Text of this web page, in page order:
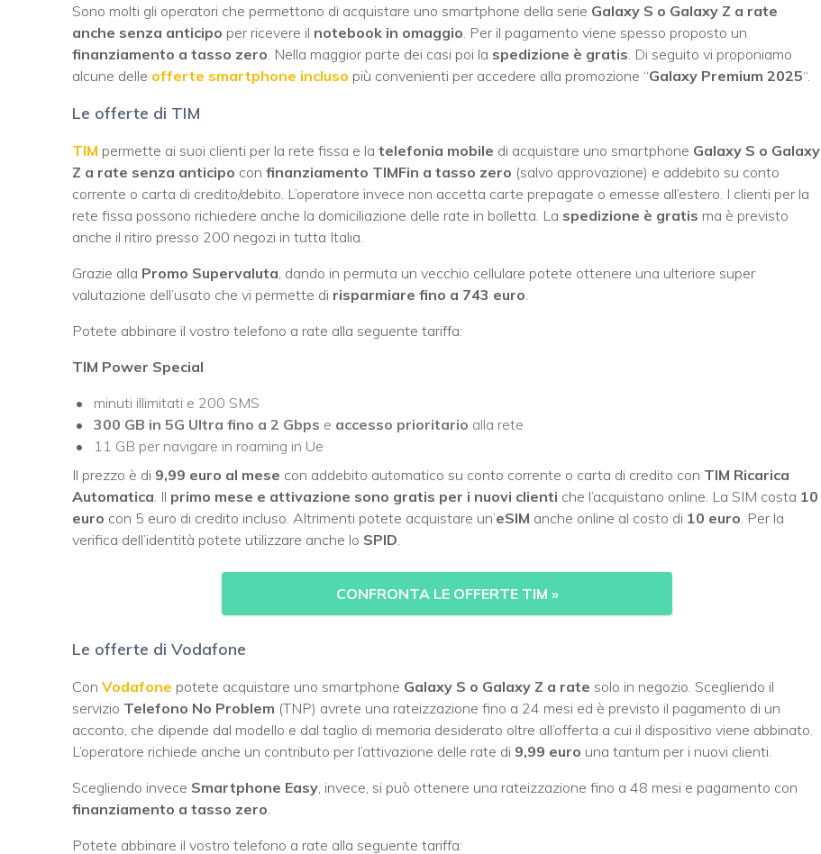
Sono molti gli operatori che permettono di acquistare uno smartphone della serie Galaxy S o Galaxy Z a rate
anche senza anticipo per ricevere il notebook in omaggio . Per il pagamento viene spesso proposto un
finanziamento a tasso zero . Nella maggior parte dei casi poi la spedizione è gratis . Di seguito vi proponiamo
alcune delle offerte smartphone incluso più convenienti per accedere alla promozione “Galaxy Premium 2025“.
Le offerte di TIM
TIM permette ai suoi clienti per la rete fissa e la telefonia mobile di acquistare uno smartphone Galaxy S o Galaxy
Z a rate senza anticipo con finanziamento TIMFin a tasso zero (salvo approvazione) e addebito su conto
corrente o carta di credito/debito. L’operatore invece non accetta carte prepagate o emesse all’estero. I clienti per la
rete fissa possono richiedere anche la domiciliazione delle rate in bolletta. La spedizione è gratis ma è previsto
anche il ritiro presso 200 negozi in tutta Italia.
Grazie alla Promo Supervaluta , dando in permuta un vecchio cellulare potete ottenere una ulteriore super
valutazione dell’usato che vi permette di risparmiare fino a 743 euro
Potete abbinare il vostro telefono a rate alla seguente tariffa:
TIM Power Special
minuti illimitati e 200 SMS
300 GB in 5G Ultra fino a 2 Gbps e accesso prioritario alla rete
11 GB per navigare in roaming in Ue
Il prezzo è di 9,99 euro al mese con addebito automatico su conto corrente o carta di credito con TIM Ricarica
Automatica . Il primo mese e attivazione sono gratis per i nuovi clienti che l’acquistano online. La SIM costa 10
euro con 5 euro di credito incluso. Altrimenti potete acquistare un’eSIM anche online al costo di 10 euro . Per la
verifica dell’identità potete utilizzare anche lo SPID
CONFRONTA LE OFFERTE TIM »
Le offerte di Vodafone
Con Vodafone potete acquistare uno smartphone Galaxy S o Galaxy Z a rate solo in negozio. Scegliendo il
servizio Telefono No Problem (TNP) avrete una rateizzazione fino a 24 mesi ed è previsto il pagamento di un
acconto, che dipende dal modello e dal taglio di memoria desiderato oltre all’offerta a cui il dispositivo viene abbinato.
L’operatore richiede anche un contributo per l’attivazione delle rate di 9,99 euro una tantum per i nuovi clienti.
Scegliendo invece Smartphone Easy , invece, si può ottenere una rateizzazione fino a 48 mesi e pagamento con
finanziamento a tasso zero
Potete abbinare il vostro telefono a rate alla seguente tariffa: